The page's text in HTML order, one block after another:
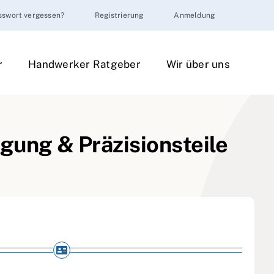
vergessen? Registrierung Anmeldung
Handwerker Ratgeber Wir über uns
& Präzisionsteile